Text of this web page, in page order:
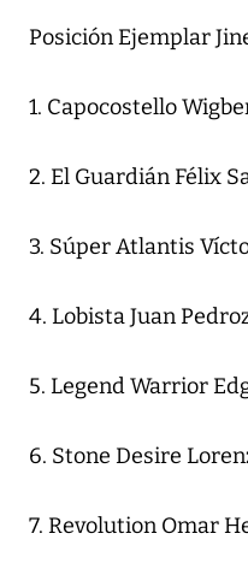
Posición Ejemplar
1. Capocostello
2. El Guardián Félix
3. Súper Atlantis
4. Lobista Juan
5. Legend Warrior
6. Stone Desire
7. Revolution Omar